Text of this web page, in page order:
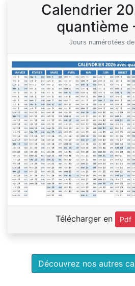
Calendrier
quantième
Jours numérotées
Télécharger en Pdf
Découvrez nos autres